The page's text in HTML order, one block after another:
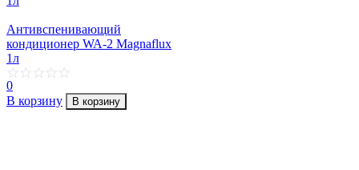
Антивспенивающий
кондиционер WA-2 Magnaflux
1л
0
В корзину
В корзину